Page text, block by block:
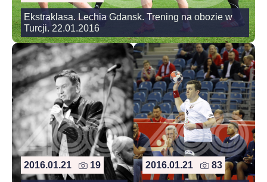
Ekstraklasa. Lechia Gdansk. Trening na obozie w
Turcji. 22.01.2016
2016.01.21 19 2016.01.21 83